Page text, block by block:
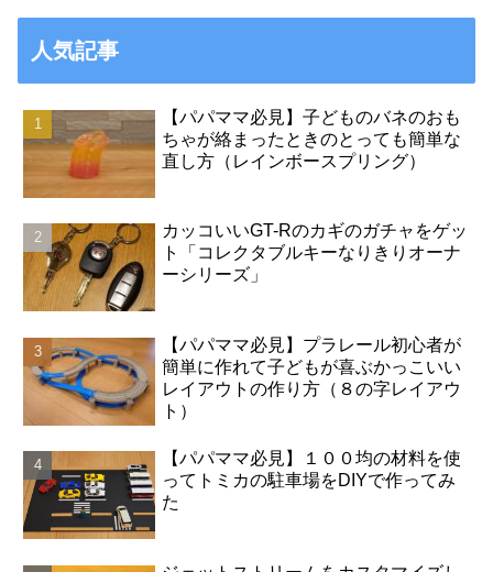
人気記事
【パパママ必見】子どものバネのおも
ちゃが絡まったときのとっても簡単な
直し方（レインボースプリング）
カッコいいGT-Rのカギのガチャをゲッ
ト「コレクタブルキーなりきりオーナ
ーシリーズ」
【パパママ必見】プラレール初心者が
簡単に作れて子どもが喜ぶかっこいい
レイアウトの作り方（８の字レイアウ
ト）
【パパママ必見】１００均の材料を使
ってトミカの駐車場をDIYで作ってみ
た